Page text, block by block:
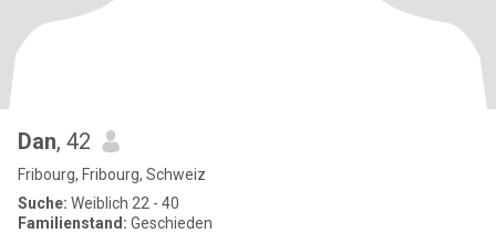
Dan, 42
Fribourg, Fribourg, Schweiz
Suche: Weiblich 22 - 40
Familienstand: Geschieden